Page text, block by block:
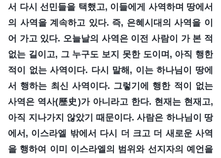
서 다시 선민들을 택했고, 이들에게 사역하며 땅에서
의 사역을 계속하고 있다. 즉, 은혜시대의 사역을 이
어 가고 있다. 오늘날의 사역은 이전 사람이 가 본 적
없는 길이고, 그 누구도 보지 못한 도이며, 아직 행한
적이 없는 사역이다. 다시 말해, 이는 하나님이 땅에
서 행하는 최신 사역이다. 그렇기에 행한 적이 없는
사역은 역사(歷史)가 아니라고 한다. 현재는 현재고,
아직 지나가지 않았기 때문이다. 사람은 하나님이 땅
에서, 이스라엘 밖에서 다시 더 크고 더 새로운 사역
을 행하여 이미 이스라엘의 범위와 선지자의 예언을